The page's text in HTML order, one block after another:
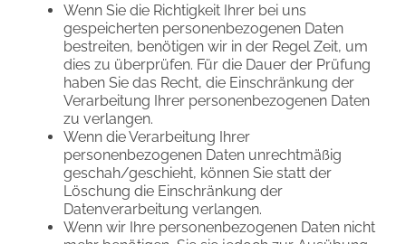
Wenn Sie die Richtigkeit Ihrer bei uns
gespeicherten personenbezogenen Daten
bestreiten, benötigen wir in der Regel Zeit, um
dies zu überprüfen. Für die Dauer der Prüfung
haben Sie das Recht, die Einschränkung der
Verarbeitung Ihrer personenbezogenen Daten
zu verlangen.
Wenn die Verarbeitung Ihrer
personenbezogenen Daten unrechtmäßig
geschah/geschieht, können Sie statt der
Löschung die Einschränkung der
Datenverarbeitung verlangen.
Wenn wir Ihre personenbezogenen Daten nicht